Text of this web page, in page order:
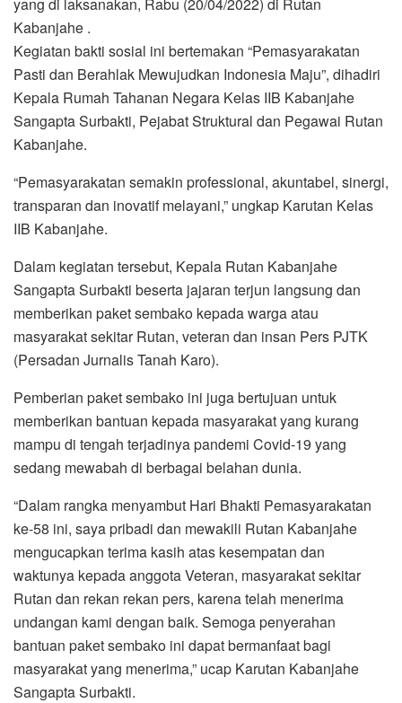
Kabanjahe .
Kegiatan bakti sosial ini bertemakan “Pemasyarakatan
Pasti dan Berahlak Mewujudkan Indonesia Maju”, dihadiri
Kepala Rumah Tahanan Negara Kelas IIB Kabanjahe
Sangapta Surbakti, Pejabat Struktural dan Pegawai Rutan
Kabanjahe.
“Pemasyarakatan semakin professional, akuntabel, sinergi,
transparan dan inovatif melayani,” ungkap Karutan Kelas
IIB Kabanjahe.
Dalam kegiatan tersebut, Kepala Rutan Kabanjahe
Sangapta Surbakti beserta jajaran terjun langsung dan
memberikan paket sembako kepada warga atau
masyarakat sekitar Rutan, veteran dan insan Pers PJTK
(Persadan Jurnalis Tanah Karo).
Pemberian paket sembako ini juga bertujuan untuk
memberikan bantuan kepada masyarakat yang kurang
mampu di tengah terjadinya pandemi Covid-19 yang
sedang mewabah di berbagai belahan dunia.
“Dalam rangka menyambut Hari Bhakti Pemasyarakatan
ke-58 ini, saya pribadi dan mewakili Rutan Kabanjahe
mengucapkan terima kasih atas kesempatan dan
waktunya kepada anggota Veteran, masyarakat sekitar
Rutan dan rekan rekan pers, karena telah menerima
undangan kami dengan baik. Semoga penyerahan
bantuan paket sembako ini dapat bermanfaat bagi
masyarakat yang menerima,” ucap Karutan Kabanjahe
Sangapta Surbakti.